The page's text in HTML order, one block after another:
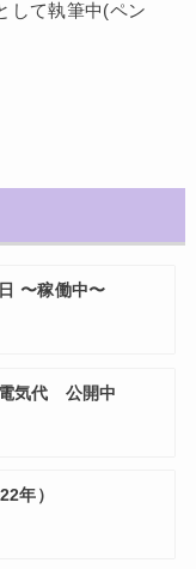
して執筆中(ペン
〜稼働中〜
電気代 公開中
年）